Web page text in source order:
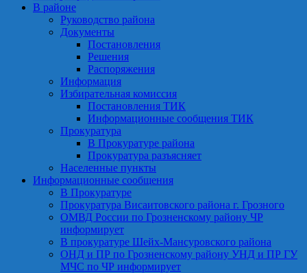
В районе
Руководство района
Документы
Постановления
Решения
Распоряжения
Информация
Избирательная комиссия
Постановления ТИК
Информационные сообщения ТИК
Прокуратура
В Прокуратуре района
Прокуратура разъясняет
Населенные пункты
Информационные сообщения
В Прокуратуре
Прокуратура Висаитовского района г. Грозного
ОМВД России по Грозненскому району ЧР
информирует
В прокуратуре Шейх-Мансуровского района
ОНД и ПР по Грозненскому району УНД и ПР ГУ
МЧС по ЧР информирует